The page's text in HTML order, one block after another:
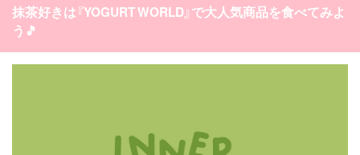
抹茶好きは『YOGURT WORLD』で大人気商品を食べてみよ
う🎵